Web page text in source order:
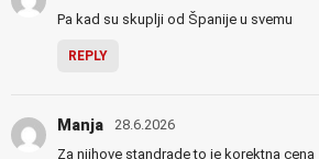
Pa kad su skuplji od Španije u svemu
REPLY
Manja 28.6.2026
Za njihove standrade to je korektna cena